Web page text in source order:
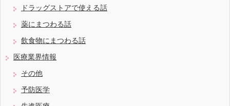
ドラッグストアで使える話
薬にまつわる話
飲食物にまつわる話
医療業界情報
その他
予防医学